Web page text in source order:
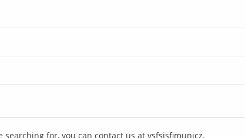
for, you can contact us at vsfsisfimunicz.